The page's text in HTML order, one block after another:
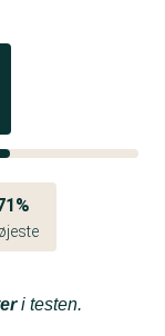
i testen.